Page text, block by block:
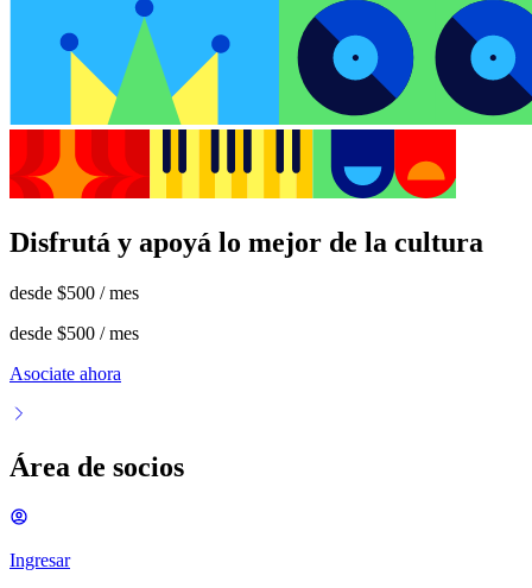
Disfrutá y apoyá lo mejor de la cultura
desde $500 / mes
desde $500 / mes
Asociate ahora
Área de socios
Ingresar